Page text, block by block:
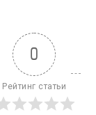
0
Рейтинг статьи